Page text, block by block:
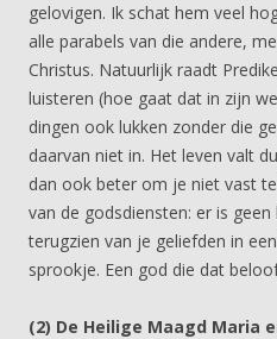
gelovigen. Ik schat hem veel
alle parabels van die andere,
Christus. Natuurlijk raadt
luisteren (hoe gaat dat in zijn
dingen ook lukken zonder die
daarvan niet in. Het leven valt
dan ook beter om je niet vast
van de godsdiensten: er is
terugzien van je geliefden in
sprookje. Een god die dat
(2) De Heilige Maagd Maria